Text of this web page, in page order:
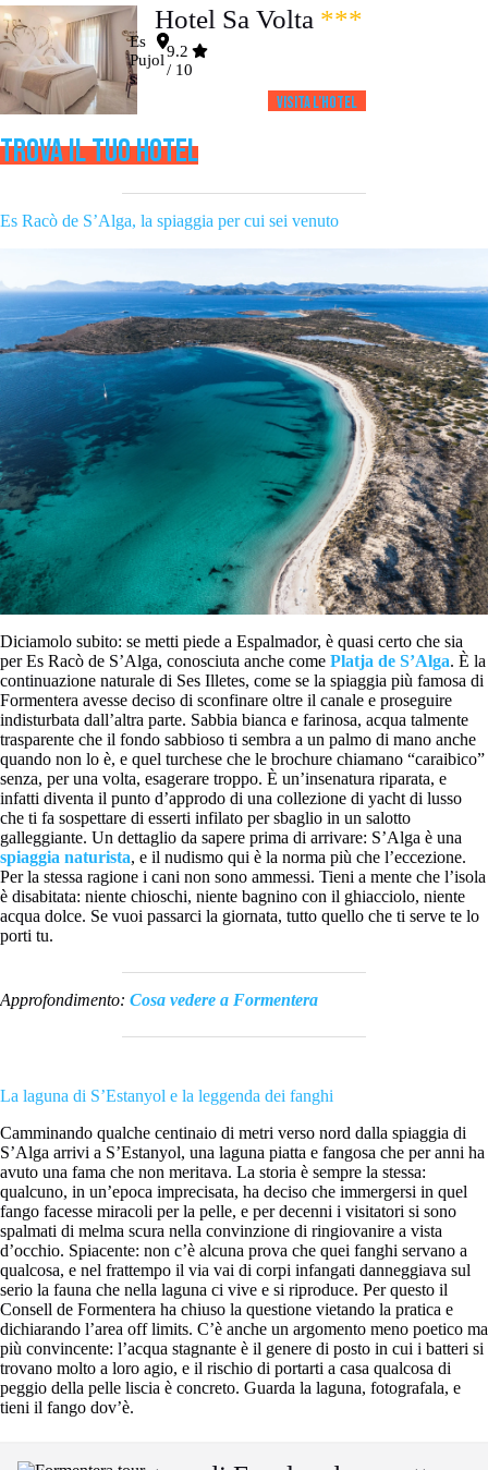
Hotel Sa Volta ***
Es
Pujol
s
9.2
/ 10
Visita l’HOTEL
TROVA IL TUO HOTEL
Es Racò de S’Alga, la spiaggia per cui sei venuto
Diciamolo subito: se metti piede a Espalmador, è quasi certo che sia
per Es Racò de S’Alga, conosciuta anche come Platja de S’Alga. È la
continuazione naturale di Ses Illetes, come se la spiaggia più famosa di
Formentera avesse deciso di sconfinare oltre il canale e proseguire
indisturbata dall’altra parte. Sabbia bianca e farinosa, acqua talmente
trasparente che il fondo sabbioso ti sembra a un palmo di mano anche
quando non lo è, e quel turchese che le brochure chiamano “caraibico”
senza, per una volta, esagerare troppo. È un’insenatura riparata, e
infatti diventa il punto d’approdo di una collezione di yacht di lusso
che ti fa sospettare di esserti infilato per sbaglio in un salotto
galleggiante. Un dettaglio da sapere prima di arrivare: S’Alga è una
spiaggia naturista, e il nudismo qui è la norma più che l’eccezione.
Per la stessa ragione i cani non sono ammessi. Tieni a mente che l’isola
è disabitata: niente chioschi, niente bagnino con il ghiacciolo, niente
acqua dolce. Se vuoi passarci la giornata, tutto quello che ti serve te lo
porti tu.
Approfondimento: Cosa vedere a Formentera
La laguna di S’Estanyol e la leggenda dei fanghi
Camminando qualche centinaio di metri verso nord dalla spiaggia di
S’Alga arrivi a S’Estanyol, una laguna piatta e fangosa che per anni ha
avuto una fama che non meritava. La storia è sempre la stessa:
qualcuno, in un’epoca imprecisata, ha deciso che immergersi in quel
fango facesse miracoli per la pelle, e per decenni i visitatori si sono
spalmati di melma scura nella convinzione di ringiovanire a vista
d’occhio. Spiacente: non c’è alcuna prova che quei fanghi servano a
qualcosa, e nel frattempo il via vai di corpi infangati danneggiava sul
serio la fauna che nella laguna ci vive e si riproduce. Per questo il
Consell de Formentera ha chiuso la questione vietando la pratica e
dichiarando l’area off limits. C’è anche un argomento meno poetico ma
più convincente: l’acqua stagnante è il genere di posto in cui i batteri si
trovano molto a loro agio, e il rischio di portarti a casa qualcosa di
peggio della pelle liscia è concreto. Guarda la laguna, fotografala, e
tieni il fango dov’è.